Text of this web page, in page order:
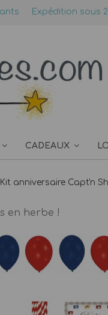
Expédition sous
CADEAUX
Kit anniversaire Capt'n
en herbe !